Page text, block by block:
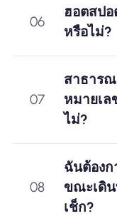
06
ฮอตสปอ
หรือไม่?
07
สาธารณ
หมายเล
ไม่?
08
ฉันต้อง
ขณะเดิ
เช็ก?